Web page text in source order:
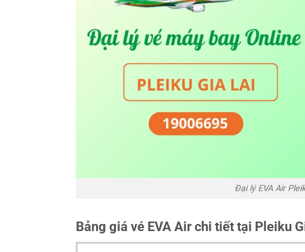
Đại lý EVA Air
Bảng giá vé EVA Air chi tiết tại Pleiku